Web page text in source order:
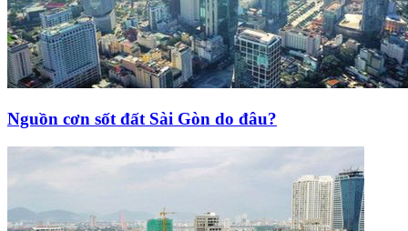
Nguồn cơn sốt đất Sài Gòn do đâu?